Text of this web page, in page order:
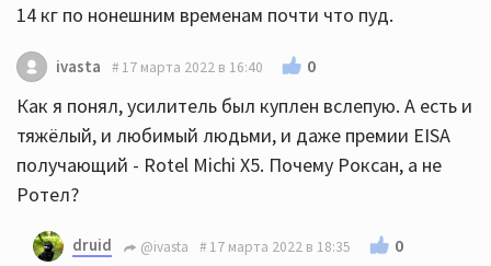
14 кг по нонешним временам почти что пуд.
ivasta 17 марта 2022 в 16:40 0
Как я понял, усилитель был куплен вслепую. А есть и
тяжёлый, и любимый людьми, и даже премии EISA
получающий - Rotel Michi X5. Почему Роксан, а не
Ротел?
druid @ivasta 17 марта 2022 в 18:35 0